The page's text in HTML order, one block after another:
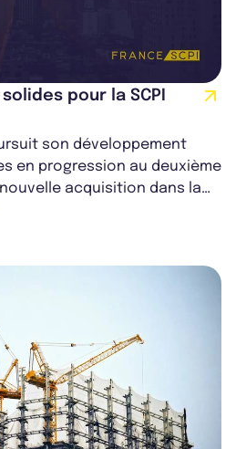
pour la SCPI
son développement
en progression au deuxième
acquisition dans la
hausse de...